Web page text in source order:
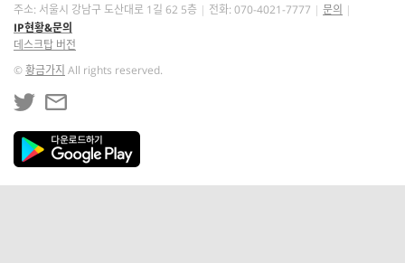
주소: 서울시 강남구 도산대로 1길 62 5층
전화: 070-4021-7777
문의
IP현황&문의
데스크탑 버전
©황금가지 All rights reserved.